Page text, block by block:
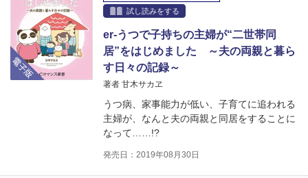
電子版
試し読みをする
er-うつで子持ちの主婦が“二世帯同
居”をはじめました ～夫の両親と暮ら
す日々の記録～
著者 甘木サカヱ
うつ病、家事能力が低い、子育てに追われる
主婦が、なんと夫の両親と同居をすることに
なって……!?
発売日：2019年08月30日